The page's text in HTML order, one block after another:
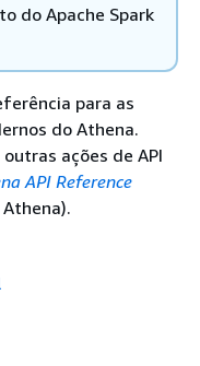
do Apache Spark
para as
do Athena.
ações de API
API Reference